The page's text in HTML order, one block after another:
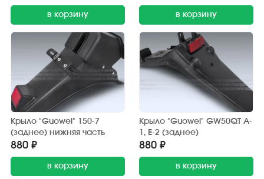
в корзину в корзину
Крыло "Guowei" 150-7
(заднее) нижняя часть
880 ₽
в корзину
Крыло "Guowei" GW50QT A-
1, Е-2 (заднее)
880 ₽
в корзину